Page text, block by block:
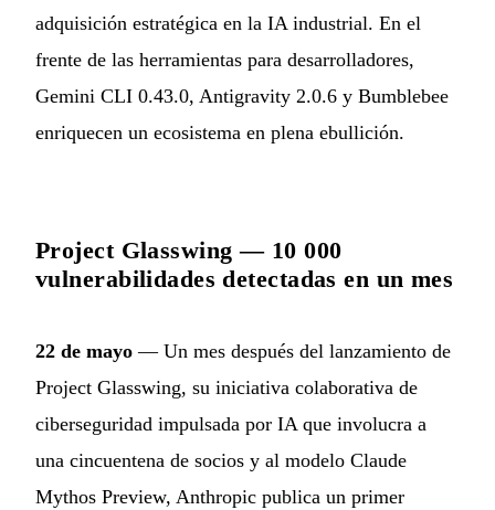
adquisición estratégica en la IA industrial. En el
frente de las herramientas para desarrolladores,
Gemini CLI 0.43.0, Antigravity 2.0.6 y Bumblebee
enriquecen un ecosistema en plena ebullición.
Project Glasswing — 10 000
vulnerabilidades detectadas en un mes
22 de mayo — Un mes después del lanzamiento de
Project Glasswing, su iniciativa colaborativa de
ciberseguridad impulsada por IA que involucra a
una cincuentena de socios y al modelo Claude
Mythos Preview, Anthropic publica un primer